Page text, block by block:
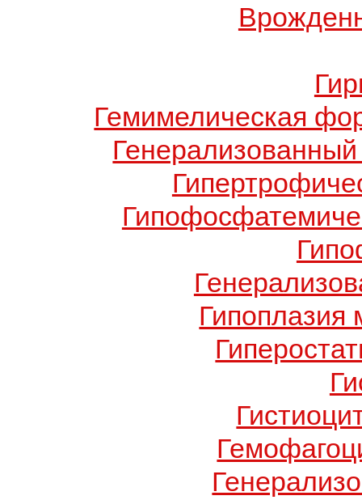
Гемимелическая
Гипоплазия